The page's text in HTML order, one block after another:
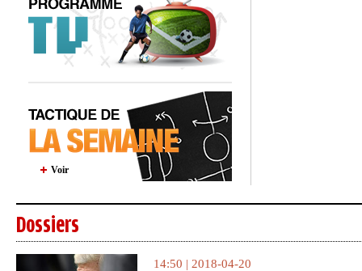
Voir
Dossiers
14:50 | 2018-04-20